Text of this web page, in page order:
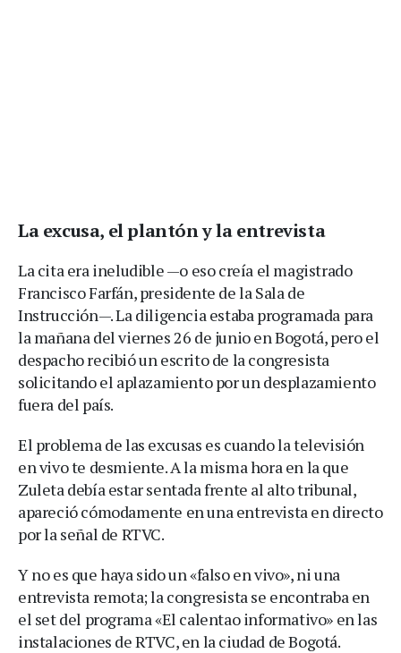
La excusa, el plantón y la entrevista
La cita era ineludible —o eso creía el magistrado
Francisco Farfán, presidente de la Sala de
Instrucción—. La diligencia estaba programada para
la mañana del viernes 26 de junio en Bogotá, pero el
despacho recibió un escrito de la congresista
solicitando el aplazamiento por un desplazamiento
fuera del país.
El problema de las excusas es cuando la televisión
en vivo te desmiente. A la misma hora en la que
Zuleta debía estar sentada frente al alto tribunal,
apareció cómodamente en una entrevista en directo
por la señal de RTVC.
Y no es que haya sido un «falso en vivo», ni una
entrevista remota; la congresista se encontraba en
el set del programa «El calentao informativo» en las
instalaciones de RTVC, en la ciudad de Bogotá.